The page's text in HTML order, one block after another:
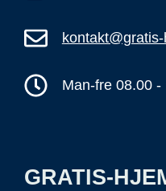
Man-fre 08.00 -
GRATIS-